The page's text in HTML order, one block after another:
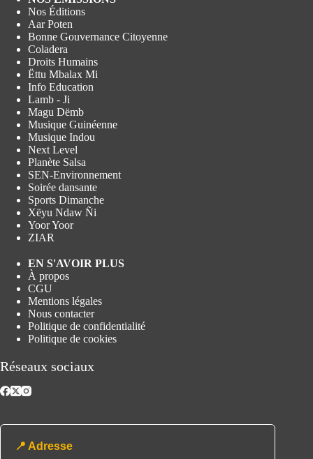
Nos Éditions
Aar Poten
Bonne Gouvernance Citoyenne
Coladera
Droits Humains
Ëttu Mbalax Mi
Info Education
Lamb - Ji
Magu Dëmb
Musique Guinéenne
Musique Indou
Next Level
Planète Salsa
SEN-Environnement
Soirée dansante
Sports Dimanche
Xëyu Ndaw Ñi
Yoor Yoor
ZIAR
EN S'AVOIR PLUS
À propos
CGU
Mentions légales
Nous contacter
Politique de confidentialité
Politique de cookies
Réseaux sociaux
📍 Adresse